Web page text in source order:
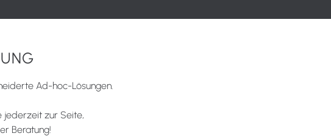
Ad-hoc-Lösungen.
jederzeit zur Seite,
Beratung!